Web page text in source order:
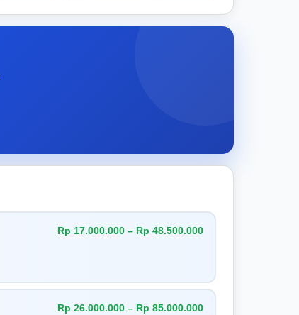
Rp 17.000.000 – Rp 48.500.000
Rp 26.000.000 – Rp 85.000.000